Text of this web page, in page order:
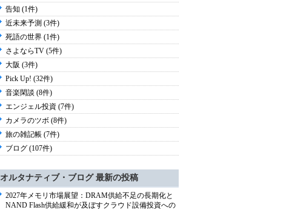
告知 (1件)
近未来予測 (3件)
死語の世界 (1件)
さよならTV (5件)
大阪 (3件)
Pick Up! (32件)
音楽閑談 (8件)
エンジェル投資 (7件)
カメラのツボ (8件)
旅の雑記帳 (7件)
ブログ (107件)
オルタナティブ・ブログ 最新の投稿
2027年メモリ市場展望：DRAM供給不足の長期化と
NAND Flash供給緩和が及ぼすクラウド設備投資への